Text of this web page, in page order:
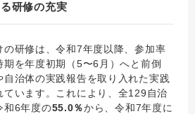
研修の充実
研修は、令和7年度以降、参加率
を年度初期（5〜6月）へと前倒
自治体の実践報告を取り入れた実践
ています。これにより、全129自治
和6年度の55.0％から、令和7年度に